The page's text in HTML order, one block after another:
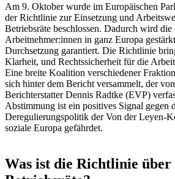
Am 9. Oktober wurde im Europäischen
der Richtlinie zur Einsetzung und
Betriebsräte beschlossen. Dadurch wird die
Arbeitnehmer:innen in ganz Europa
Durchsetzung garantiert. Die Richtlinie
Klarheit, und Rechtssicherheit für die
Eine breite Koalition verschiedener
sich hinter dem Bericht versammelt, der
Berichterstatter Dennis Radtke (EVP)
Abstimmung ist ein positives Signal gegen
Deregulierungspolitik der Von der Leyen-
soziale Europa gefährdet.
Was ist die Richtlinie über